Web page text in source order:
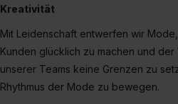
erforderliche personenbezogene
Eine Erlaubnis hierfür kannst
Einzelfall bei dem jeweiligen
bestimmte
Auswahl über die Checkboxen
Kreativität
Mit Leidenschaft entwerfen wir
Kunden glücklich zu machen und
unserer Teams keine Grenzen zu
Rhythmus der Mode zu bewegen.